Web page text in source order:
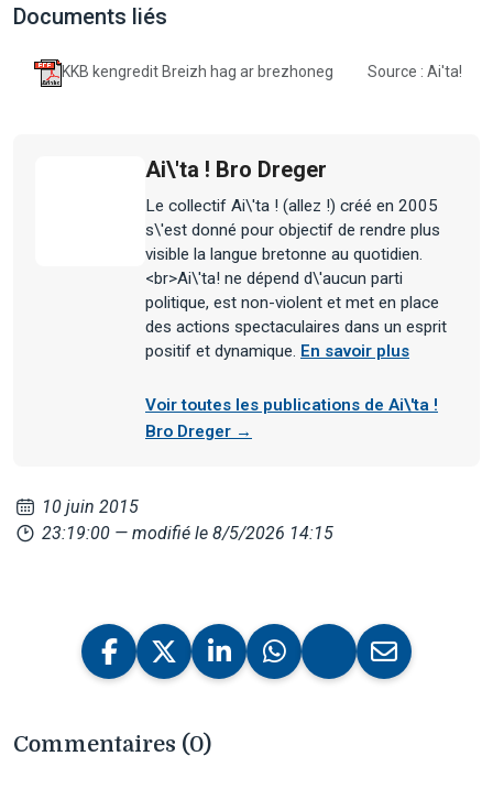
Documents liés
KKB kengredit Breizh hag ar brezhoneg Source : Ai'ta!
Ai\'ta ! Bro Dreger
Le collectif Ai\'ta ! (allez !) créé en 2005
s\'est donné pour objectif de rendre plus
visible la langue bretonne au quotidien.
<br>Ai\'ta! ne dépend d\'aucun parti
politique, est non-violent et met en place
des actions spectaculaires dans un esprit
positif et dynamique. En savoir plus
Voir toutes les publications de Ai\'ta !
Bro Dreger →
10 juin 2015
23:19:00 — modifié le 8/5/2026 14:15
Commentaires (0)